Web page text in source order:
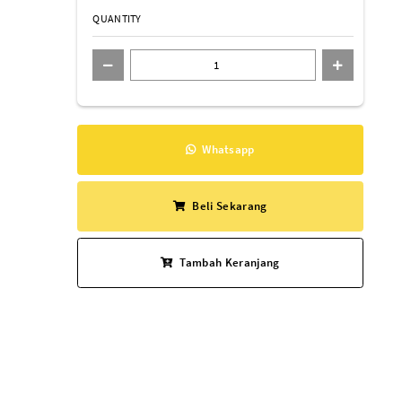
QUANTITY
Whatsapp
Beli Sekarang
Tambah Keranjang